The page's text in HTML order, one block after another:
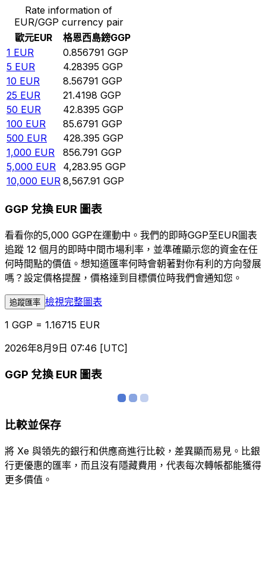
Rate information of
EUR/GGP currency pair
歐元EUR 格恩西島鎊GGP
1 EUR 0.856791 GGP
5 EUR 4.28395 GGP
10 EUR 8.56791 GGP
25 EUR 21.4198 GGP
50 EUR 42.8395 GGP
100 EUR 85.6791 GGP
500 EUR 428.395 GGP
1,000 EUR 856.791 GGP
5,000 EUR 4,283.95 GGP
10,000 EUR 8,567.91 GGP
GGP 兌換 EUR 圖表
看看你的5,000 GGP在運動中。我們的即時GGP至EUR圖表
追蹤 12 個月的即時中間市場利率，並準確顯示您的資金在任
何時間點的價值。想知道匯率何時會朝著對你有利的方向發展
嗎？設定價格提醒，價格達到目標價位時我們會通知您。
追蹤匯率 檢視完整圖表
1 GGP = 1.16715 EUR
2026年8月9日 07:46 [UTC]
GGP 兌換 EUR 圖表
比較並保存
將 Xe 與領先的銀行和供應商進行比較，差異顯而易見。比銀
行更優惠的匯率，而且沒有隱藏費用，代表每次轉帳都能獲得
更多價值。